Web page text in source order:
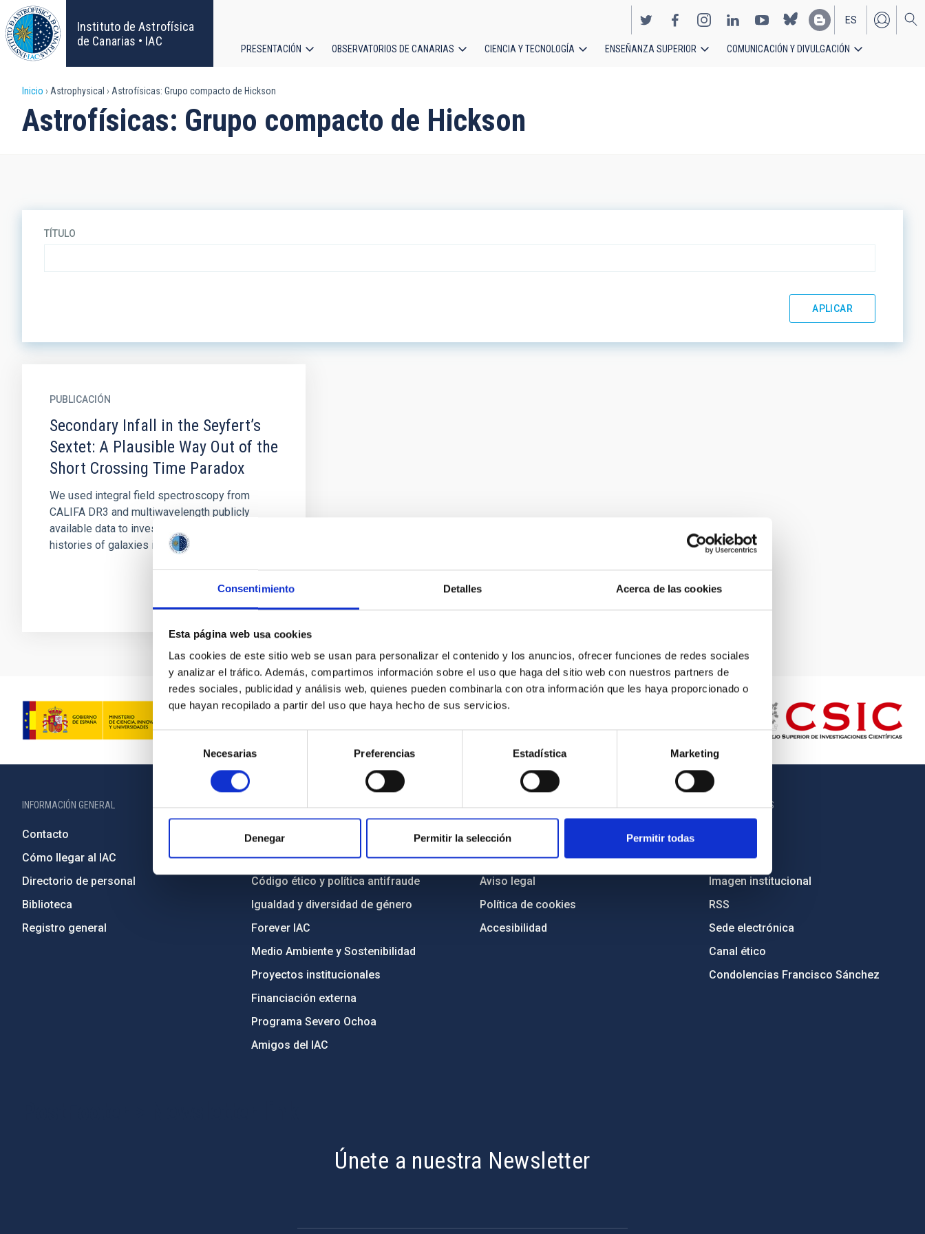
Consentimiento Detalles Acerca de las cookies
Esta página web usa cookies
Las cookies de este sitio web se usan para personalizar el contenido y los anuncios, ofrecer funciones de redes sociales
y analizar el tráfico. Además, compartimos información sobre el uso que haga del sitio web con nuestros partners de
redes sociales, publicidad y análisis web, quienes pueden combinarla con otra información que les haya proporcionado o
que hayan recopilado a partir del uso que haya hecho de sus servicios.
Selección
consentimiento
Necesarias Preferencias Estadística Marketing
Denegar Permitir la selección Permitir todas
Pasar
al
contenido
principal
Instituto de Astrofísica
de Canarias • IAC
EN
ES
PRESENTACIÓN OBSERVATORIOS DE CANARIAS CIENCIA Y TECNOLOGÍA ENSEÑANZA SUPERIOR COMUNICACIÓN Y DIVULGACIÓN
Sobrescribir
enlaces
Inicio Astrophysical Astrofísicas: Grupo compacto de Hickson
Astrofísicas: Grupo compacto de Hickson
TÍTULO
PUBLICACIÓN
Secondary Infall in the Seyfert’s
Sextet: A Plausible Way Out of the
Short Crossing Time Paradox
We used integral field spectroscopy from
CALIFA DR3 and multiwavelength publicly
available data to investigate the star formation
histories of galaxies in the...
INFORMACIÓN GENERAL
Contacto
Cómo llegar al IAC
Directorio de personal
Biblioteca
Registro general
INFORMACIÓN INSTITUCIONAL
Legislación
Transparencia
Código ético y política antifraude
Igualdad y diversidad de género
Forever IAC
Medio Ambiente y Sostenibilidad
Proyectos institucionales
Financiación externa
Programa Severo Ochoa
Amigos del IAC
PORTAL DEL IAC
Mapa web
Políticas de privacidad
Aviso legal
Política de cookies
Accesibilidad
OTROS ENLACES
Licitaciones
Imagen institucional
RSS
Sede electrónica
Canal ético
Condolencias Francisco Sánchez
Únete a nuestra Newsletter